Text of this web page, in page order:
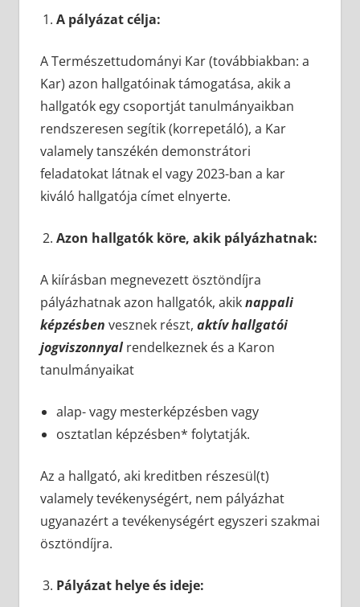
A pályázat célja:
A Természettudományi Kar (továbbiakban: a
Kar) azon hallgatóinak támogatása, akik a
hallgatók egy csoportját tanulmányaikban
rendszeresen segítik (korrepetáló), a Kar
valamely tanszékén demonstrátori
feladatokat látnak el vagy 2023-ban a kar
kiváló hallgatója címet elnyerte.
Azon hallgatók köre, akik pályázhatnak:
A kiírásban megnevezett ösztöndíjra
pályázhatnak azon hallgatók, akiknappali
képzésben vesznek részt, aktív hallgatói
jogviszonnyalrendelkeznek és a Karon
tanulmányaikat
alap- vagy mesterképzésben vagy
osztatlan képzésben* folytatják.
Az a hallgató, aki kreditben részesül(t)
valamely tevékenységért, nem pályázhat
ugyanazért a tevékenységért egyszeri szakmai
ösztöndíjra.
Pályázat helye és ideje: